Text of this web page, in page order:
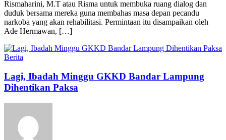
Rismaharini, M.T atau Risma untuk membuka ruang dialog dan
duduk bersama mereka guna membahas masa depan pecandu
narkoba yang akan rehabilitasi. Permintaan itu disampaikan oleh
Ade Hermawan, […]
Berita
Lagi, Ibadah Minggu GKKD Bandar Lampung
Dihentikan Paksa